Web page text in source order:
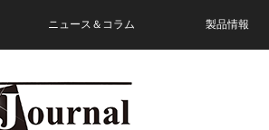
ニュース＆コラム 製品情報